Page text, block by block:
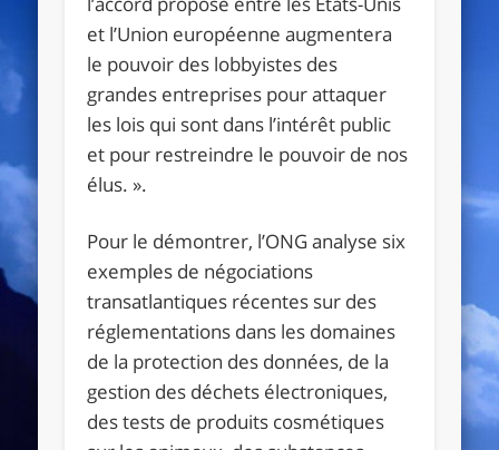
et l’Union européenne augmentera
le pouvoir des lobbyistes des
grandes entreprises pour attaquer
les lois qui sont dans l’intérêt public
et pour restreindre le pouvoir de nos
élus. ».
Pour le démontrer, l’ONG analyse six
exemples de négociations
transatlantiques récentes sur des
réglementations dans les domaines
de la protection des données, de la
gestion des déchets électroniques,
des tests de produits cosmétiques